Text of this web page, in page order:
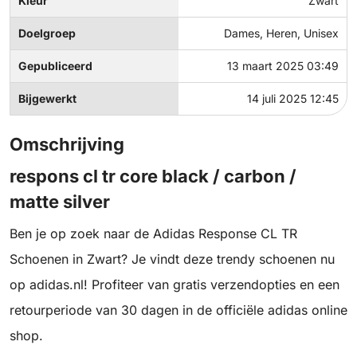
Doelgroep Dames, Heren, Unisex
Gepubliceerd 13 maart 2025 03:49
Bijgewerkt 14 juli 2025 12:45
Omschrijving
respons cl tr core black / carbon /
matte silver
Ben je op zoek naar de Adidas Response CL TR
Schoenen in Zwart? Je vindt deze trendy schoenen nu
op adidas.nl! Profiteer van gratis verzendopties en een
retourperiode van 30 dagen in de officiële adidas online
shop.